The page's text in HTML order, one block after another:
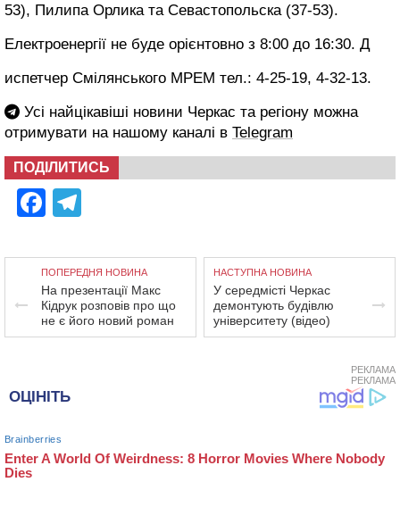
53), Пилипа Орлика та Севастопольска (37-53).
Електроенергії не буде орієнтовно з 8:00 до 16:30. Д
испетчер Смілянського МРЕМ тел.: 4-25-19, 4-32-13.
Усі найцікавіші новини Черкас та регіону можна
отримувати на нашому каналі в Telegram
ПОДІЛИТИСЬ
Facebook
ПОПЕРЕДНЯ НОВИНА
На презентації Макс
Кідрук розповів про що
не є його новий роман
НАСТУПНА НОВИНА
У середмісті Черкас
демонтують будівлю
університету (відео)
РЕКЛАМА
РЕКЛАМА